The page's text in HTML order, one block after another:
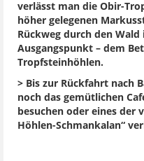
verlässt man die Obir-
höher gelegenen
Rückweg durch den
Ausgangspunkt – dem
Tropfsteinhöhlen.
> Bis zur Rückfahrt nach
noch das gemütlichen
besuchen oder eines der
Höhlen-Schmankalan“